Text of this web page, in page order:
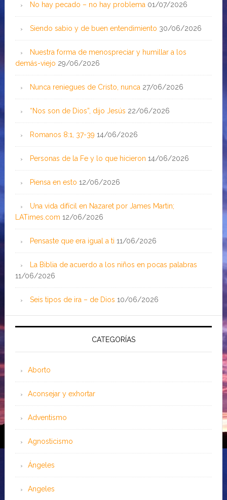
No hay pecado – no hay problema 01/07/2026
Siendo sabio y de buen entendimiento 30/06/2026
Nuestra forma de menospreciar y humillar a los
demás-viejo 29/06/2026
Nunca reniegues de Cristo, nunca 27/06/2026
“Nos son de Dios”, dijo Jesús 22/06/2026
Romanos 8:1, 37-39 14/06/2026
Personas de la Fe y lo que hicieron 14/06/2026
Piensa en esto 12/06/2026
Una vida difícil en Nazaret por James Martin;
LATimes.com 12/06/2026
Pensaste que era igual a ti 11/06/2026
La Biblia de acuerdo a los niños en pocas palabras
11/06/2026
Seis tipos de ira – de Dios 10/06/2026
CATEGORÍAS
Aborto
Aconsejar y exhortar
Adventismo
Agnosticismo
Ángeles
Angeles